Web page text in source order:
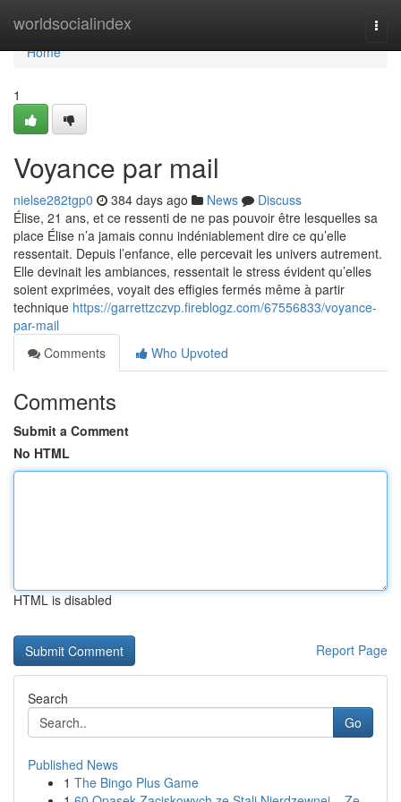
worldsocialindex
Home
Home
1
Voyance par mail
nielse282tgp0 384 days ago News
Discuss
Élise, 21 ans, et ce ressenti de ne pas pouvoir être lesquelles sa
place Élise n’a jamais connu indéniablement dire ce qu’elle
ressentait. Depuis l’enfance, elle percevait les univers autrement.
Elle devinait les ambiances, ressentait le stress évident qu’elles
soient exprimées, voyait des effigies fermés même à partir
technique https://garrettzczvp.fireblogz.com/67556833/voyance-
par-mail
Comments
Who Upvoted
Comments
Submit a Comment
No HTML
HTML is disabled
Report Page
Search
Go
Published News
1 The Bingo Plus Game